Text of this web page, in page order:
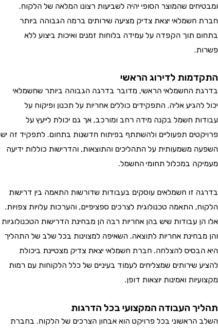
שהמוצר הסופי יהיה לשביעות רצונו המלאה של הלקוח.
יצאת צדיק מציעה שירותים ברמה הגבוהה ביותר
תוך הקפדה על עמידה בלוחות זמנים ואיכות ביצוע ללא
לדירוג הראשי
החשמלאי הראשי, מדובר בדרגה הגבוהה ביותר שחשמלאי
אליה. התפקידים כוללים אחריות על תכנון ופיקוח על
חשמל בקנה מידה רחב ומורכב, אך גם יכולת לייעץ על
תפעוליים ולהשתתף בפיתוח חדשנות בתחום. לתפקיד זה יש
משמעותית על התהליכים והתוצאות, והדרישות כוללות ידיעה
במכלול תחומי החשמל.
זו חשמלאים עוסקים בעבודות שדורשות התאמה בין דרישות
התאמה טכנולוגית לצרכים ספציפיים, והערכות עלויות צפויות.
עבודות שיש בהן אחריות רבה הן מבחינת הדרישות הטכנולוגיות
אחריות לתוצאה. השאיפה למצוינות בכל שלב של התהליך
להצלחה. חברת חשמלאי יצאת צדיק מצטיינת ביכולת
שירותים שמצליחים לעמוד בעיניים של כלל הלקוחות עם רמות
ואמינות יוצאות דופן.
העבודה המקצועי בכל הדרגות
בכל פרויקט הוא אבחון הצרכים של הלקוח. בחברת